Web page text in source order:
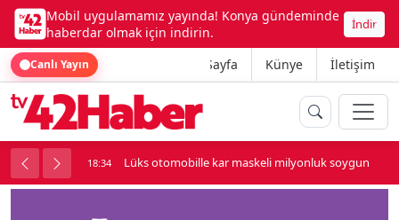
Mobil uygulamamız yayında! Konya gündeminde
haberdar olmak için indirin.
İndir
Canlı Yayın Ana Sayfa Künye İletişim
kavga çıktı 18:34 Lüks otomobille kar maskeli milyonluk soygun